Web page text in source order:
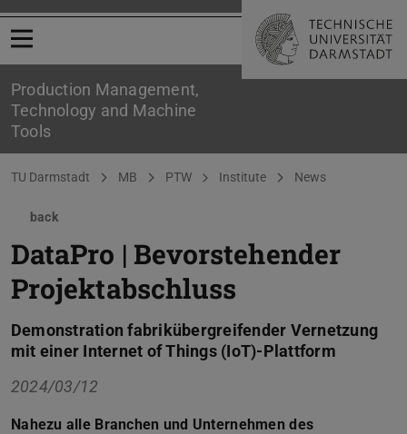
Open menu
Production Management,
Technology and Machine
Tools
You are here:
TU Darmstadt MB PTW Institute News
back
DataPro | Bevorstehender
Projektabschluss
Demonstration fabrikübergreifender Vernetzung
mit einer Internet of Things (IoT)-Plattform
2024/03/12
Nahezu alle Branchen und Unternehmen des